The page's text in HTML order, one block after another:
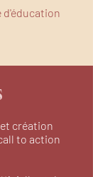
d'éducation
création
to action